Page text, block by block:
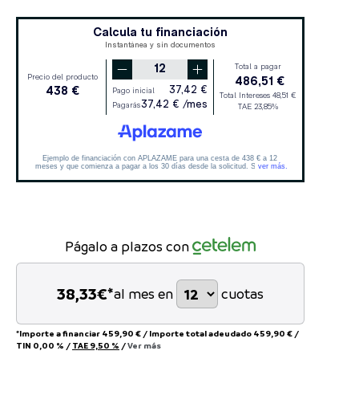
Págalo a plazos con
38,33€*al mes en cuotas
*Importe a financiar 459,90 € / Importe total adeudado 459,90 € /
TIN 0,00 % / TAE 9,50 % /Ver más